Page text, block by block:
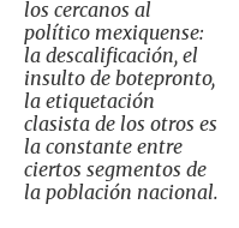
los cercanos al
político mexiquense:
la descalificación, el
insulto de botepronto,
la etiquetación
clasista de los otros es
la constante entre
ciertos segmentos de
la población nacional.